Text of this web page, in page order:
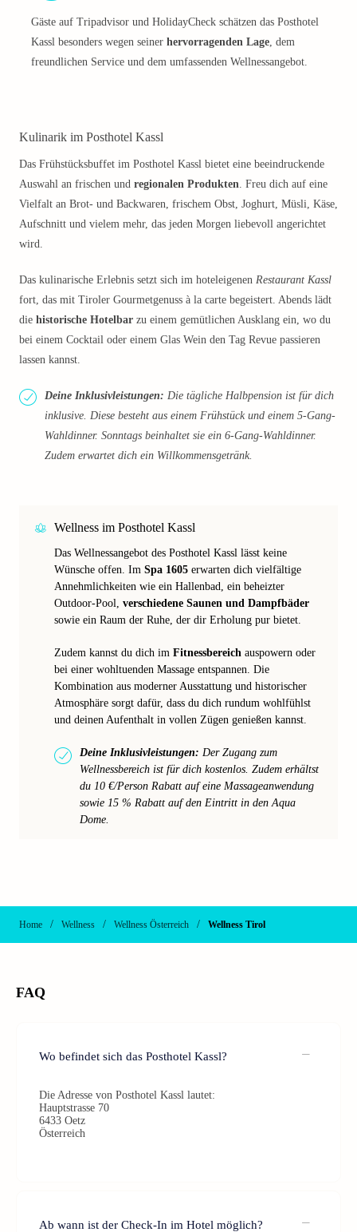
Gäste auf Tripadvisor und HolidayCheck schätzen das Posthotel
Kassl besonders wegen seiner hervorragenden Lage, dem
freundlichen Service und dem umfassenden Wellnessangebot.
Kulinarik im Posthotel Kassl
Das Frühstücksbuffet im Posthotel Kassl bietet eine beeindruckende
Auswahl an frischen und regionalen Produkten. Freu dich auf eine
Vielfalt an Brot- und Backwaren, frischem Obst, Joghurt, Müsli, Käse,
Aufschnitt und vielem mehr, das jeden Morgen liebevoll angerichtet
wird.
Das kulinarische Erlebnis setzt sich im hoteleigenen Restaurant Kassl
fort, das mit Tiroler Gourmetgenuss à la carte begeistert. Abends lädt
die historische Hotelbar zu einem gemütlichen Ausklang ein, wo du
bei einem Cocktail oder einem Glas Wein den Tag Revue passieren
lassen kannst.
Deine Inklusivleistungen: Die tägliche Halbpension ist für dich
inklusive. Diese besteht aus einem Frühstück und einem 5-Gang-
Wahldinner. Sonntags beinhaltet sie ein 6-Gang-Wahldinner.
Zudem erwartet dich ein Willkommensgetränk.
Wellness im Posthotel Kassl
Das Wellnessangebot des Posthotel Kassl lässt keine
Wünsche offen. Im Spa 1605 erwarten dich vielfältige
Annehmlichkeiten wie ein Hallenbad, ein beheizter
Outdoor-Pool, verschiedene Saunen und Dampfbäder
sowie ein Raum der Ruhe, der dir Erholung pur bietet.
Zudem kannst du dich im Fitnessbereich auspowern oder
bei einer wohltuenden Massage entspannen. Die
Kombination aus moderner Ausstattung und historischer
Atmosphäre sorgt dafür, dass du dich rundum wohlfühlst
und deinen Aufenthalt in vollen Zügen genießen kannst.
Deine Inklusivleistungen: Der Zugang zum
Wellnessbereich ist für dich kostenlos. Zudem erhältst
du 10 €/Person Rabatt auf eine Massageanwendung
sowie 15 % Rabatt auf den Eintritt in den Aqua
Dome.
Home / Wellness / Wellness Österreich / Wellness Tirol
FAQ
Wo befindet sich das Posthotel Kassl?
Die Adresse von Posthotel Kassl lautet:
Hauptstrasse 70
6433 Oetz
Österreich
Ab wann ist der Check-In im Hotel möglich?